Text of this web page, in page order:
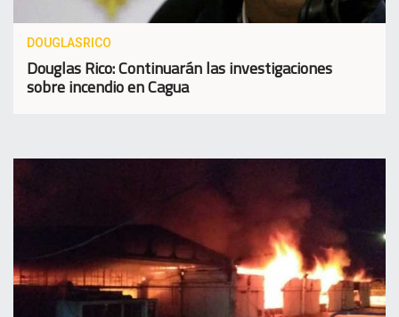
DOUGLASRICO
Douglas Rico: Continuarán las investigaciones
sobre incendio en Cagua